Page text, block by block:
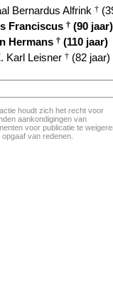
Bernardus Alfrink †
Franciscus † (90 jaar)
Hermans † (110 jaar)
Karl Leisner † (82 jaar)
houdt zich het recht voor
aankondigingen van
voor publicatie te
van redenen.